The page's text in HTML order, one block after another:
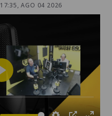
17:35, AGO 04 2026